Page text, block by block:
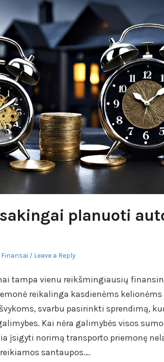
planuoti
Posted
Finansai Leave a Reply
tampa vienu reikšmingiausių
reikalinga kasdienėms kelionėms
svarbu pasirinkti sprendimą,
Kai nėra galimybės visos
įsigyti norimą transporto priemonę
santaupos.…